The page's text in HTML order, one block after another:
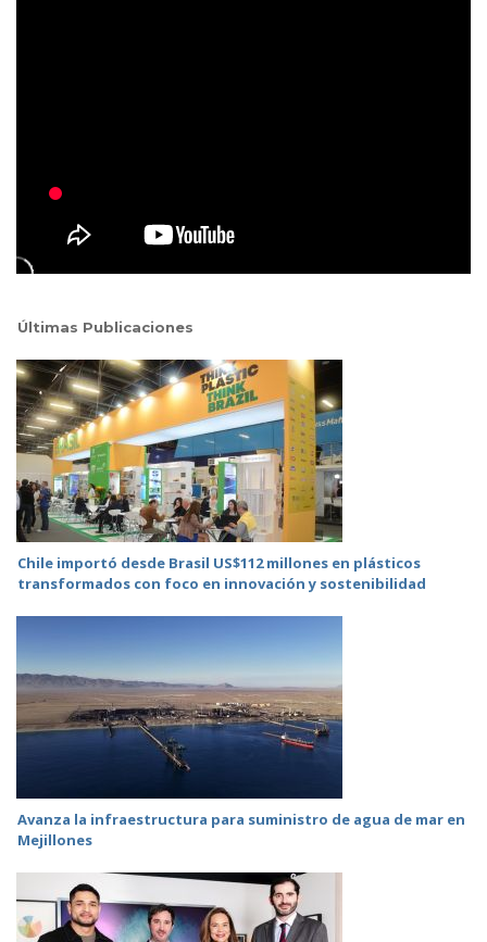
Últimas Publicaciones
Chile importó desde Brasil US$112 millones en plásticos
transformados con foco en innovación y sostenibilidad
Avanza la infraestructura para suministro de agua de mar en
Mejillones